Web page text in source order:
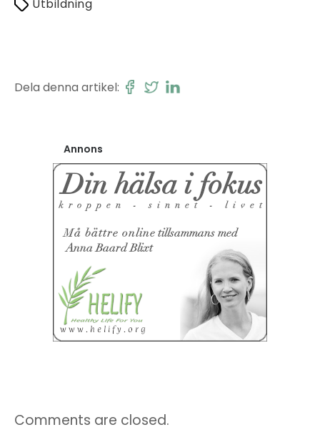
Utbildning
Dela denna artikel:
Annons
Comments are closed.